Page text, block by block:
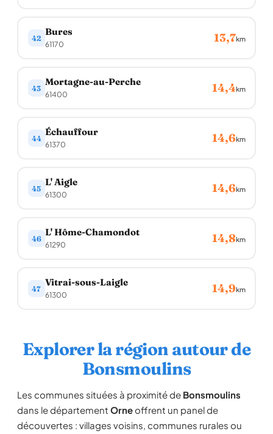
42
Bures
61170 13,7km
43
Mortagne-au-Perche
61400 14,4km
44
Échauffour
61370 14,6km
45
L' Aigle
61300 14,6km
46
L' Hôme-Chamondot
61290 14,8km
47
Vitrai-sous-Laigle
61300 14,9km
Explorer la région autour de
Bonsmoulins
Les communes situées à proximité de Bonsmoulins
dans le département Orneoffrent un panel de
découvertes : villages voisins, communes rurales ou